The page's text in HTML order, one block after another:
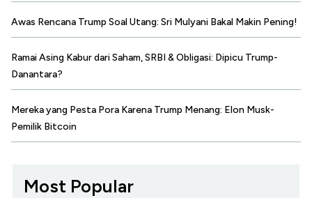
Awas Rencana Trump Soal Utang: Sri Mulyani Bakal Makin Pening!
Ramai Asing Kabur dari Saham, SRBI & Obligasi: Dipicu Trump-
Danantara?
Mereka yang Pesta Pora Karena Trump Menang: Elon Musk-
Pemilik Bitcoin
Most Popular